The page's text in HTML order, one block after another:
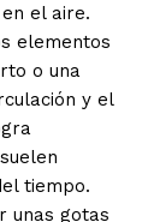
el aire.
elementos
o una
y el
tiempo.
unas gotas